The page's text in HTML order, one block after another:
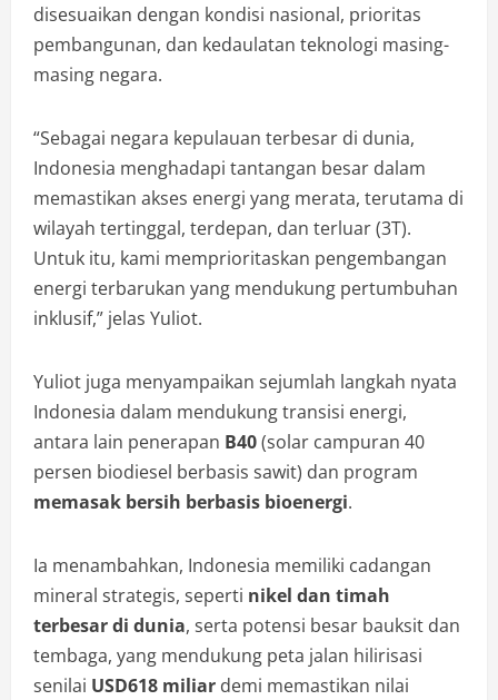
disesuaikan dengan kondisi nasional, prioritas
pembangunan, dan kedaulatan teknologi masing-
masing negara.
“Sebagai negara kepulauan terbesar di dunia,
Indonesia menghadapi tantangan besar dalam
memastikan akses energi yang merata, terutama di
wilayah tertinggal, terdepan, dan terluar (3T).
Untuk itu, kami memprioritaskan pengembangan
energi terbarukan yang mendukung pertumbuhan
inklusif,” jelas Yuliot.
Yuliot juga menyampaikan sejumlah langkah nyata
Indonesia dalam mendukung transisi energi,
antara lain penerapan B40(solar campuran 40
persen biodiesel berbasis sawit) dan program
memasak bersih berbasis bioenergi.
Ia menambahkan, Indonesia memiliki cadangan
mineral strategis, seperti nikel dan timah
terbesar di dunia, serta potensi besar bauksit dan
tembaga, yang mendukung peta jalan hilirisasi
senilai USD618 miliar demi memastikan nilai